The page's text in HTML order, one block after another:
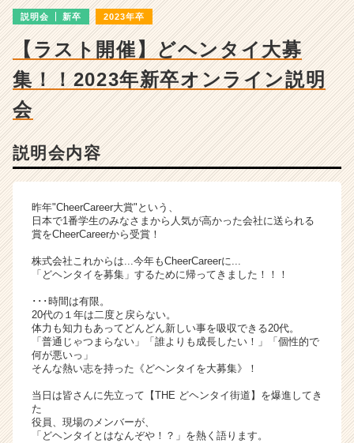
ら
カ
ト
活
サ
ト
チ
キ
ャ
ア
（C
h
e
r
a
説明会 新卒 2023年卒
【ラスト開催】どヘンタイ大募
集！！2023年新卒オンライン説明
会
説明会内容
昨年"CheerCareer大賞"という、
日本で1番学生のみなさまから人気が高かった会社に送られる
賞をCheerCareerから受賞！
株式会社これからは...今年もCheerCareerに...
「どヘンタイを募集」するために帰ってきました！！！
･･･時間は有限。
20代の１年は二度と戻らない。
体力も知力もあってどんどん新しい事を吸収できる20代。
「普通じゃつまらない」「誰よりも成長したい！」「個性的で
何が悪いっ」
そんな熱い志を持った《どヘンタイを大募集》！
当日は皆さんに先立って【THE どヘンタイ街道】を爆進してき
た
役員、現場のメンバーが、
「どヘンタイとはなんぞや！？」を熱く語ります。